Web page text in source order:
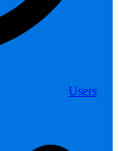
Users